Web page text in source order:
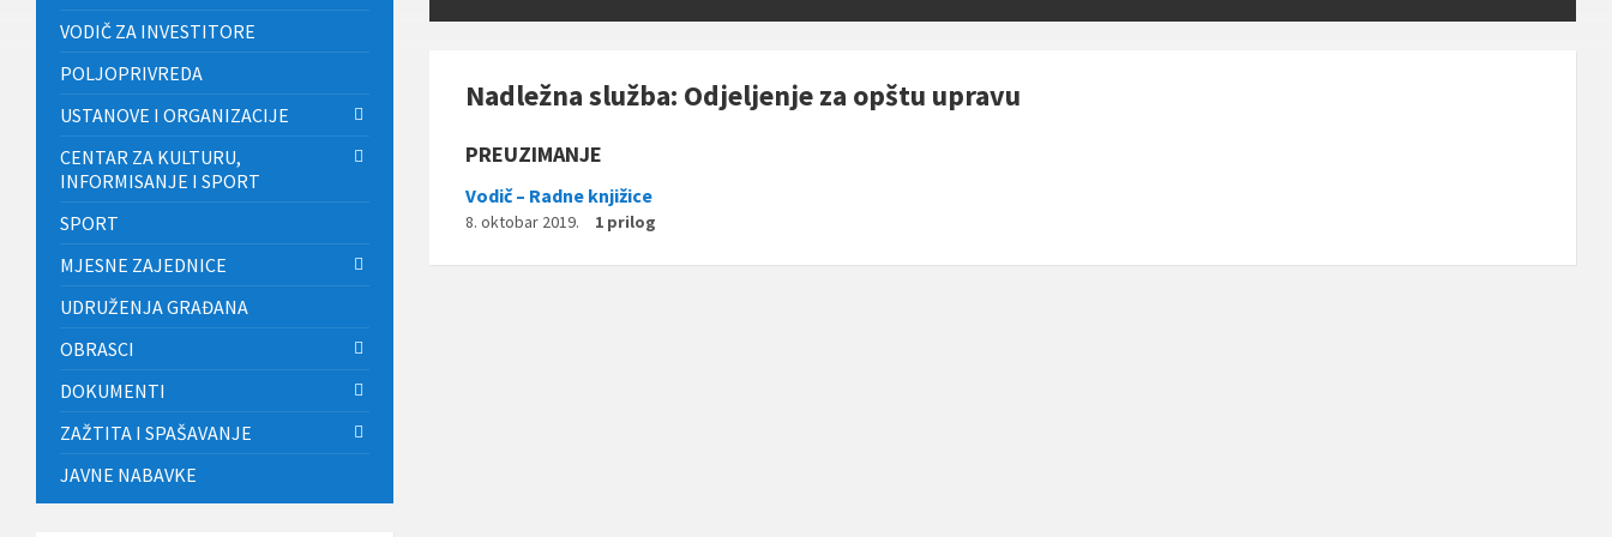
Nadležna služba: Odjeljenje za opštu upravu
PREUZIMANJE
Vodič – Radne knjižice
8. oktobar 2019. 1 prilog
VODIČ ZA INVESTITORE
POLJOPRIVREDA
USTANOVE I ORGANIZACIJE
CENTAR ZA KULTURU,
INFORMISANJE I SPORT
SPORT
MJESNE ZAJEDNICE
UDRUŽENJA GRAĐANA
OBRASCI
DOKUMENTI
ZAŽTITA I SPAŠAVANJE
JAVNE NABAVKE